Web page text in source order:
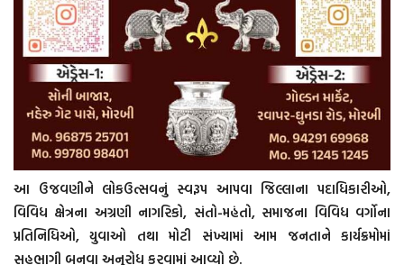
આ ઉજવણીને લોકઉત્સવનું સ્વરૂપ આપવા જિલ્લાના પદાધિકારીઓ,
વિવિધ ક્ષેત્રના અગ્રણી નાગરિકો, સંતો-મહંતો, સમાજના વિવિધ વર્ગોના
પ્રતિનિધિઓ, યુવાઓ તથા મોટી સંખ્યામાં આમ જનતાને કાર્યક્રમોમાં
સહભાગી બનવા અનુરોધ કરવામાં આવ્યો છે.